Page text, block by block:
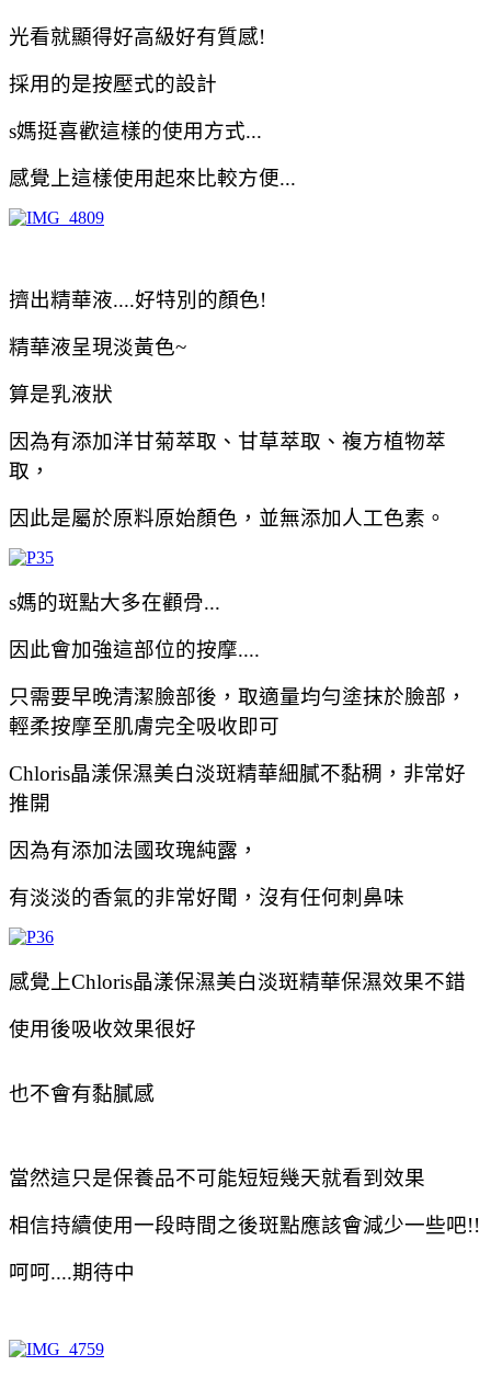
光看就顯得好高級好有質感!
採用的是按壓式的設計
s媽挺喜歡這樣的使用方式...
感覺上這樣使用起來比較方便...
擠出精華液....好特別的顏色!
精華液呈現淡黃色~
算是乳液狀
因為有添加洋甘菊萃取、甘草萃取、複方植物萃
取，
因此是屬於原料原始顏色，並無添加人工色素。
s媽的斑點大多在顴骨...
因此會加強這部位的按摩....
只需要早晚清潔臉部後，取適量均勻塗抹於臉部，
輕柔按摩至肌膚完全吸收即可
Chloris晶漾保濕美白淡斑精華細膩不黏稠，非常好
推開
因為有添加法國玫瑰純露，
有淡淡的香氣的非常好聞，沒有任何刺鼻味
感覺上Chloris晶漾保濕美白淡斑精華保濕效果不錯
使用後吸收效果很好
也不會有黏膩感
當然這只是保養品不可能短短幾天就看到效果
相信持續使用一段時間之後斑點應該會減少一些吧!!
呵呵....期待中